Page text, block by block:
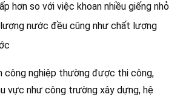
hơn so với việc khoan nhiều giếng nhỏ
nước đều cũng như chất lượng
công nghiệp thường được thi công,
vực như công trường xây dựng, hệ